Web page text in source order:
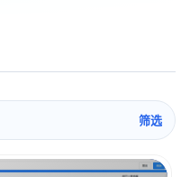
筛选